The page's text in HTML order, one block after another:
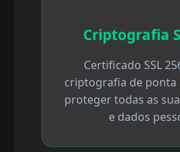
Criptografia
Certificado SSL
criptografia de ponta
proteger todas as
e dados